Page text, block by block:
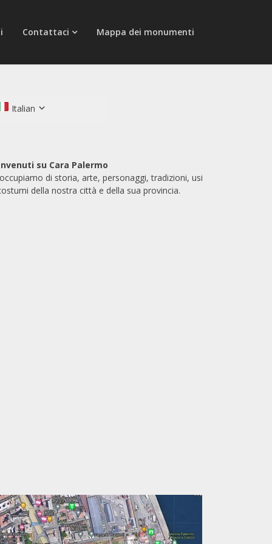
Contattaci Mappa dei monumenti
Italian
su Cara Palermo
di storia, arte, personaggi, tradizioni, usi
della nostra città e della sua provincia.